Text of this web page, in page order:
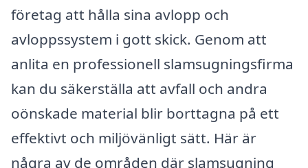
företag att hålla sina avlopp och
avloppssystem i gott skick. Genom att
anlita en professionell slamsugningsfirma
kan du säkerställa att avfall och andra
oönskade material blir borttagna på ett
effektivt och miljövänligt sätt. Här är
några av de områden där slamsugning